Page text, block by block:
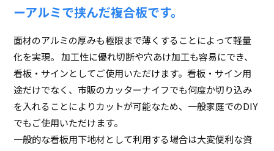
ーアルミで挟んだ複合板です。
面材のアルミの厚みも極限まで薄くすることによって軽量
化を実現。 加工性に優れ切断や穴あけ加工も容易にでき、
看板・サインとしてご使用いただけます。看板・サイン用
途だけでなく、市販のカッターナイフでも何度か切り込み
を入れることによりカットが可能なため、一般家庭でのDIY
でもご使用いただけます。
一般的な看板用下地材として利用する場合は大変便利な資